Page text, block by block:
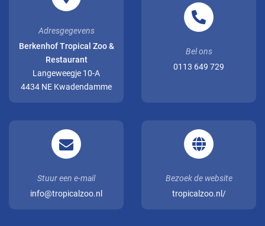
Adresgegevens
Berkenhof Tropical Zoo &
Restaurant
Langeweegje 10-A
4434 NE Kwadendamme
Bel ons
0113 649 729
Stuur een e-mail
info@tropicalzoo.nl
Bezoek de website
tropicalzoo.nl/